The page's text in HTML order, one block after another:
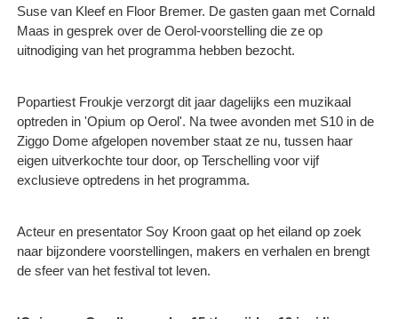
Suse van Kleef en Floor Bremer. De gasten gaan met Cornald
Maas in gesprek over de Oerol-voorstelling die ze op
uitnodiging van het programma hebben bezocht.
Popartiest Froukje verzorgt dit jaar dagelijks een muzikaal
optreden in 'Opium op Oerol'. Na twee avonden met S10 in de
Ziggo Dome afgelopen november staat ze nu, tussen haar
eigen uitverkochte tour door, op Terschelling voor vijf
exclusieve optredens in het programma.
Acteur en presentator Soy Kroon gaat op het eiland op zoek
naar bijzondere voorstellingen, makers en verhalen en brengt
de sfeer van het festival tot leven.